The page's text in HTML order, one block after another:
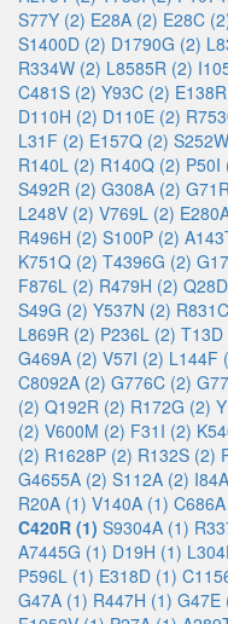
S77Y (2) E28A (2) E28C
S1400D (2) D1790G (2)
R334W (2) L8585R (2)
C481S (2) Y93C (2)
D110H (2) D110E (2)
L31F (2) E157Q (2)
R140L (2) R140Q (2) P50I
S492R (2) G308A (2)
L248V (2) V769L (2)
R496H (2) S100P (2)
K751Q (2) T4396G (2)
F876L (2) R479H (2)
S49G (2) Y537N (2)
L869R (2) P236L (2) T13D
G469A (2) V57I (2) L144F
C8092A (2) G776C (2)
(2) Q192R (2) R172G (2)
(2) V600M (2) F31I (2)
(2) R1628P (2) R132S (2)
G4655A (2) S112A (2)
R20A (1) V140A (1)
C420R (1) S9304A (1)
A7445G (1) D19H (1)
P596L (1) E318D (1)
G47A (1) R447H (1) G47E